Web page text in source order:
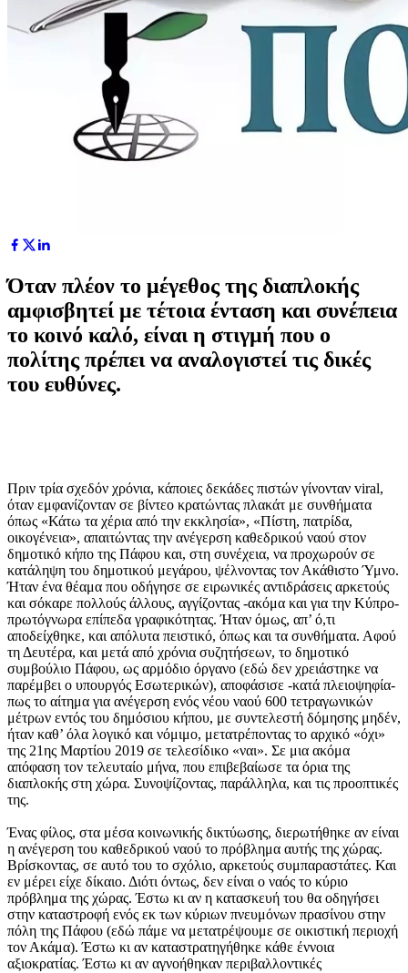
Όταν πλέον το μέγεθος της διαπλοκής
αμφισβητεί με τέτοια ένταση και συνέπεια
το κοινό καλό, είναι η στιγμή που ο
πολίτης πρέπει να αναλογιστεί τις δικές
του ευθύνες.
Πριν τρία σχεδόν χρόνια, κάποιες δεκάδες πιστών γίνονταν viral,
όταν εμφανίζονταν σε βίντεο κρατώντας πλακάτ με συνθήματα
όπως «Κάτω τα χέρια από την εκκλησία», «Πίστη, πατρίδα,
οικογένεια», απαιτώντας την ανέγερση καθεδρικού ναού στον
δημοτικό κήπο της Πάφου και, στη συνέχεια, να προχωρούν σε
κατάληψη του δημοτικού μεγάρου, ψέλνοντας τον Ακάθιστο Ύμνο.
Ήταν ένα θέαμα που οδήγησε σε ειρωνικές αντιδράσεις αρκετούς
και σόκαρε πολλούς άλλους, αγγίζοντας -ακόμα και για την Κύπρο-
πρωτόγνωρα επίπεδα γραφικότητας. Ήταν όμως, απ’ ό,τι
αποδείχθηκε, και απόλυτα πειστικό, όπως και τα συνθήματα. Αφού
τη Δευτέρα, και μετά από χρόνια συζητήσεων, το δημοτικό
συμβούλιο Πάφου, ως αρμόδιο όργανο (εδώ δεν χρειάστηκε να
παρέμβει ο υπουργός Εσωτερικών), αποφάσισε -κατά πλειοψηφία-
πως το αίτημα για ανέγερση ενός νέου ναού 600 τετραγωνικών
μέτρων εντός του δημόσιου κήπου, με συντελεστή δόμησης μηδέν,
ήταν καθ’ όλα λογικό και νόμιμο, μετατρέποντας το αρχικό «όχι»
της 21ης Μαρτίου 2019 σε τελεσίδικο «ναι». Σε μια ακόμα
απόφαση τον τελευταίο μήνα, που επιβεβαίωσε τα όρια της
διαπλοκής στη χώρα. Συνοψίζοντας, παράλληλα, και τις προοπτικές
της.
Ένας φίλος, στα μέσα κοινωνικής δικτύωσης, διερωτήθηκε αν είναι
η ανέγερση του καθεδρικού ναού το πρόβλημα αυτής της χώρας.
Βρίσκοντας, σε αυτό του το σχόλιο, αρκετούς συμπαραστάτες. Και
εν μέρει είχε δίκαιο. Διότι όντως, δεν είναι ο ναός το κύριο
πρόβλημα της χώρας. Έστω κι αν η κατασκευή του θα οδηγήσει
στην καταστροφή ενός εκ των κύριων πνευμόνων πρασίνου στην
πόλη της Πάφου (εδώ πάμε να μετατρέψουμε σε οικιστική περιοχή
τον Ακάμα). Έστω κι αν καταστρατηγήθηκε κάθε έννοια
αξιοκρατίας. Έστω κι αν αγνοήθηκαν περιβαλλοντικές